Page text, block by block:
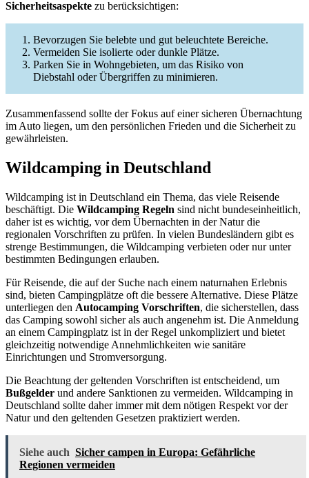
Sicherheitsaspekte zu berücksichtigen:
Bevorzugen Sie belebte und gut beleuchtete Bereiche.
Vermeiden Sie isolierte oder dunkle Plätze.
Parken Sie in Wohngebieten, um das Risiko von
Diebstahl oder Übergriffen zu minimieren.
Zusammenfassend sollte der Fokus auf einer sicheren Übernachtung
im Auto liegen, um den persönlichen Frieden und die Sicherheit zu
gewährleisten.
Wildcamping in Deutschland
Wildcamping ist in Deutschland ein Thema, das viele Reisende
beschäftigt. Die Wildcamping Regeln sind nicht bundeseinheitlich,
daher ist es wichtig, vor dem Übernachten in der Natur die
regionalen Vorschriften zu prüfen. In vielen Bundesländern gibt es
strenge Bestimmungen, die Wildcamping verbieten oder nur unter
bestimmten Bedingungen erlauben.
Für Reisende, die auf der Suche nach einem naturnahen Erlebnis
sind, bieten Campingplätze oft die bessere Alternative. Diese Plätze
unterliegen den Autocamping Vorschriften, die sicherstellen, dass
das Camping sowohl sicher als auch angenehm ist. Die Anmeldung
an einem Campingplatz ist in der Regel unkompliziert und bietet
gleichzeitig notwendige Annehmlichkeiten wie sanitäre
Einrichtungen und Stromversorgung.
Die Beachtung der geltenden Vorschriften ist entscheidend, um
Bußgelder und andere Sanktionen zu vermeiden. Wildcamping in
Deutschland sollte daher immer mit dem nötigen Respekt vor der
Natur und den geltenden Gesetzen praktiziert werden.
Siehe auch Sicher campen in Europa: Gefährliche
Regionen vermeiden